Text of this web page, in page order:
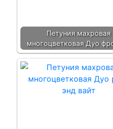
Петуния махровая
многоцветковая Дуо